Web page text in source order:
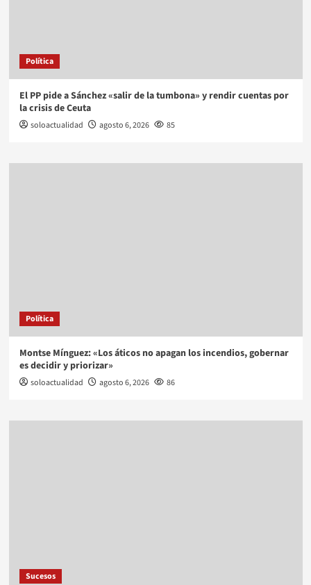
Política
El PP pide a Sánchez «salir de la tumbona» y rendir cuentas por
la crisis de Ceuta
soloactualidad agosto 6, 2026 85
Política
Montse Mínguez: «Los áticos no apagan los incendios, gobernar
es decidir y priorizar»
soloactualidad agosto 6, 2026 86
Sucesos